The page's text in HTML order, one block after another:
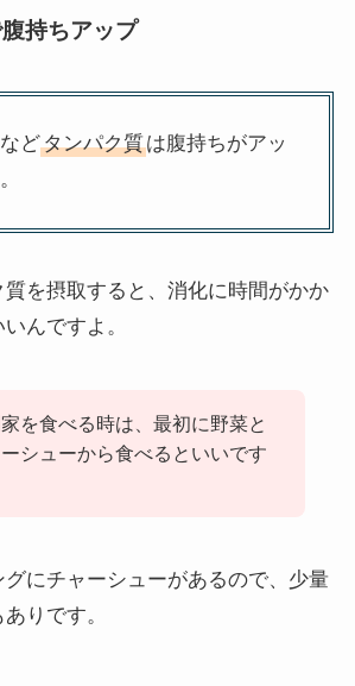
持ちアップ
どタンパク質は腹持ちがアッ
を摂取すると、消化に時間がかか
んですよ。
を食べる時は、最初に野菜と
シューから食べるといいです
にチャーシューがあるので、少量
りです。